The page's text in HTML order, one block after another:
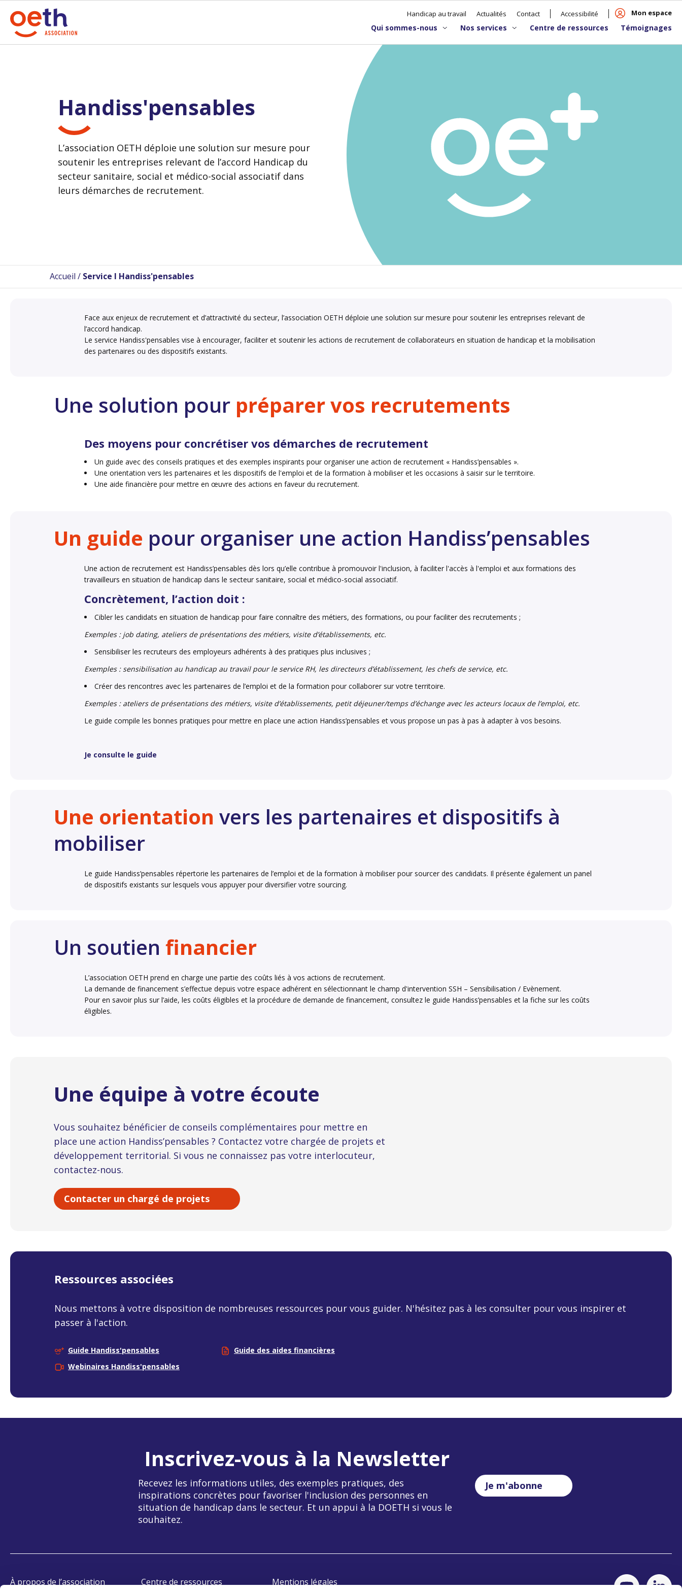
Handicap au travail Actualités Contact Accessibilité Mon espace
Qui sommes-nous Nos services Centre de ressources Témoignages
Handiss'pensables
L’association OETH déploie une solution sur mesure pour
soutenir les entreprises relevant de l’accord Handicap du
secteur sanitaire, social et médico-social associatif dans
leurs démarches de recrutement.
Accueil / Service I Handiss'pensables
Face aux enjeux de recrutement et d’attractivité du secteur, l’association OETH déploie une solution sur mesure pour soutenir les entreprises relevant de
l’accord handicap.
Le service Handiss'pensables vise à encourager, faciliter et soutenir les actions de recrutement de collaborateurs en situation de handicap et la mobilisation
des partenaires ou des dispositifs existants.
Une solution pour préparer vos recrutements
Des moyens pour concrétiser vos démarches de recrutement
Un guide avec des conseils pratiques et des exemples inspirants pour organiser une action de recrutement « Handiss’pensables ».
Une orientation vers les partenaires et les dispositifs de l'emploi et de la formation à mobiliser et les occasions à saisir sur le territoire.
Une aide financière pour mettre en œuvre des actions en faveur du recrutement.
Un guide pour organiser une action Handiss’pensables
Une action de recrutement est Handiss’pensables dès lors qu’elle contribue à promouvoir l'inclusion, à faciliter l'accès à l'emploi et aux formations des
travailleurs en situation de handicap dans le secteur sanitaire, social et médico-social associatif.
Concrètement, l’action doit :
Cibler les candidats en situation de handicap pour faire connaître des métiers, des formations, ou pour faciliter des recrutements ;
Exemples : job dating, ateliers de présentations des métiers, visite d’établissements, etc.
Sensibiliser les recruteurs des employeurs adhérents à des pratiques plus inclusives ;
Exemples : sensibilisation au handicap au travail pour le service RH, les directeurs d’établissement, les chefs de service, etc.
Créer des rencontres avec les partenaires de l’emploi et de la formation pour collaborer sur votre territoire.
Exemples : ateliers de présentations des métiers, visite d’établissements, petit déjeuner/temps d’échange avec les acteurs locaux de l’emploi, etc.
Le guide compile les bonnes pratiques pour mettre en place une action Handiss’pensables et vous propose un pas à pas à adapter à vos besoins.
Je consulte le guide
Une orientation vers les partenaires et dispositifs à
mobiliser
Le guide Handiss’pensables répertorie les partenaires de l’emploi et de la formation à mobiliser pour sourcer des candidats. Il présente également un panel
de dispositifs existants sur lesquels vous appuyer pour diversifier votre sourcing.
Un soutien financier
L’association OETH prend en charge une partie des coûts liés à vos actions de recrutement.
La demande de financement s’effectue depuis votre espace adhérent en sélectionnant le champ d'intervention SSH – Sensibilisation / Evènement.
Pour en savoir plus sur l’aide, les coûts éligibles et la procédure de demande de financement, consultez le guide Handiss’pensables et la fiche sur les coûts
éligibles.
Une équipe à votre écoute
Vous souhaitez bénéficier de conseils complémentaires pour mettre en
place une action Handiss’pensables ? Contactez votre chargée de projets et
développement territorial. Si vous ne connaissez pas votre interlocuteur,
contactez-nous.
Contacter un chargé de projets
Ressources associées
Nous mettons à votre disposition de nombreuses ressources pour vous guider. N'hésitez pas à les consulter pour vous inspirer et
passer à l'action.
Guide Handiss'pensables
Webinaires Handiss'pensables
Guide des aides financières
Inscrivez-vous à la Newsletter
Recevez les informations utiles, des exemples pratiques, des
inspirations concrètes pour favoriser l'inclusion des personnes en
situation de handicap dans le secteur. Et un appui à la DOETH si vous le
souhaitez.
Je m'abonne
À propos de l’association
Centre de ressources
Mentions légales